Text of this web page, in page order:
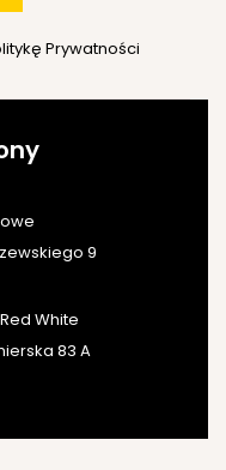
Prywatności
9
White
83 A